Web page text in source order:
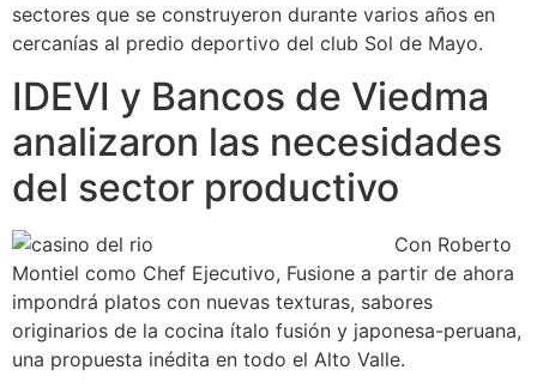
sectores que se construyeron durante varios años en
cercanías al predio deportivo del club Sol de Mayo.
IDEVI y Bancos de Viedma
analizaron las necesidades
del sector productivo
Con Roberto
Montiel como Chef Ejecutivo, Fusione a partir de ahora
impondrá platos con nuevas texturas, sabores
originarios de la cocina ítalo fusión y japonesa-peruana,
una propuesta inédita en todo el Alto Valle.